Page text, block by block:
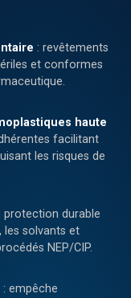
: revêtements
et conformes
haute
facilitant
les risques de
: protection durable
les solvants et
NEP/CIP.
: empêche